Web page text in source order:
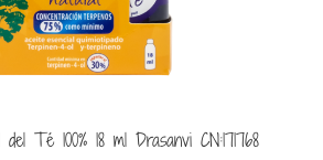
Té 100% 18 ml Drasanvi CN:171768